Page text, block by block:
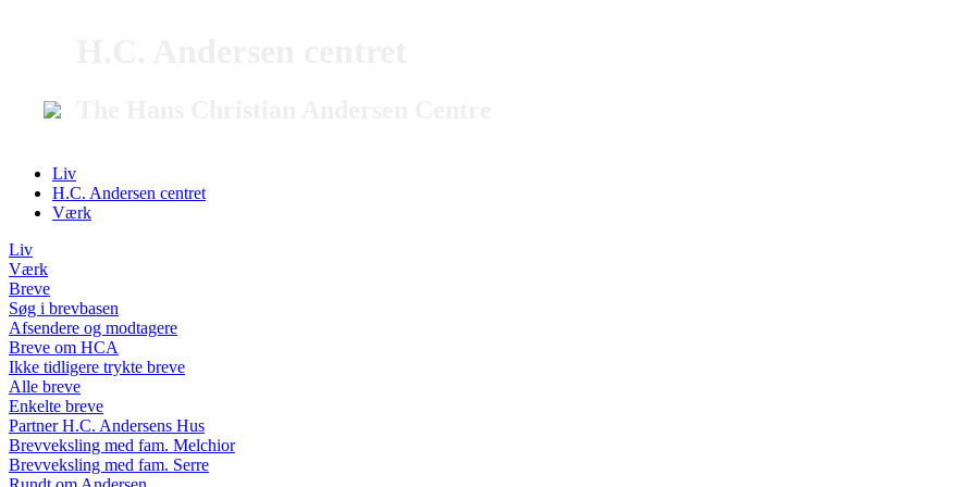
Liv
H.C. Andersen centret
Værk
Liv
Værk
Breve
Søg i brevbasen
Afsendere og modtagere
Breve om HCA
Ikke tidligere trykte breve
Alle breve
Enkelte breve
Partner H.C. Andersens Hus
Brevveksling med fam. Melchior
Brevveksling med fam. Serre